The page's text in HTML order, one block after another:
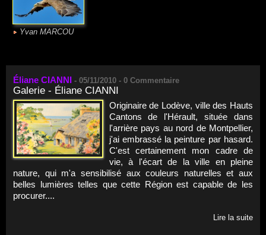
Yvan MARCOU
Éliane CIANNI - 05/11/2010 - 0 Commentaire
Galerie - Éliane CIANNI
Originaire de Lodève, ville des Hauts
Cantons de l'Hérault, située dans
l'arrière pays au nord de Montpellier,
j'ai embrassé la peinture par hasard.
C'est certainement mon cadre de
vie, à l'écart de la ville en pleine
nature, qui m'a sensibilisé aux couleurs naturelles et aux
belles lumières telles que cette Région est capable de les
procurer....
Lire la suite